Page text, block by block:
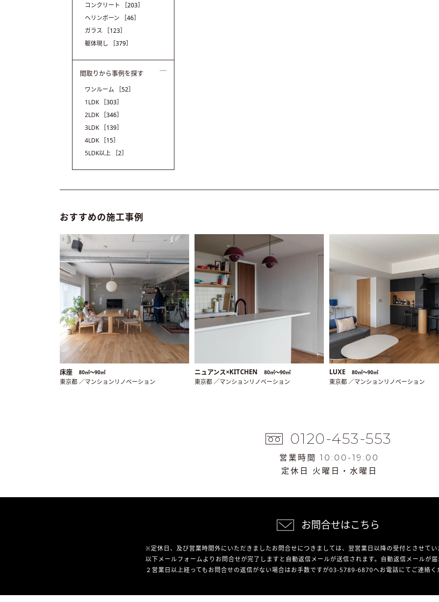
コンクリート
［203］
ヘリンボーン
［46］
ガラス
［123］
躯体現し
［379］
間取りから事例を探す
ワンルーム
［52］
1LDK
［303］
2LDK
［346］
3LDK
［139］
4LDK
［15］
5LDK以上
［2］
おすすめの施工事例
床座 80㎡〜90㎡
東京都 ／マンションリノベーション
ニュアンス×KITCHEN 80㎡〜90㎡
東京都 ／マンションリノベーション
LUXE 80㎡〜90㎡
東京都 ／マンションリノベーション
0120-453-553
営業時間 10:00-19:00
定休日 火曜日・水曜日
お問合せはこちら
※定休日、及び営業時間外にいただきましたお問合せにつきましては、翌営業日以降の受付とさせてい
以下メールフォームよりお問合せが完了しますと自動返信メールが送信されます。自動返信メールが届
２営業日以上経ってもお問合せの返信がない場合はお手数ですが03-5789-6870へお電話にてご連絡く